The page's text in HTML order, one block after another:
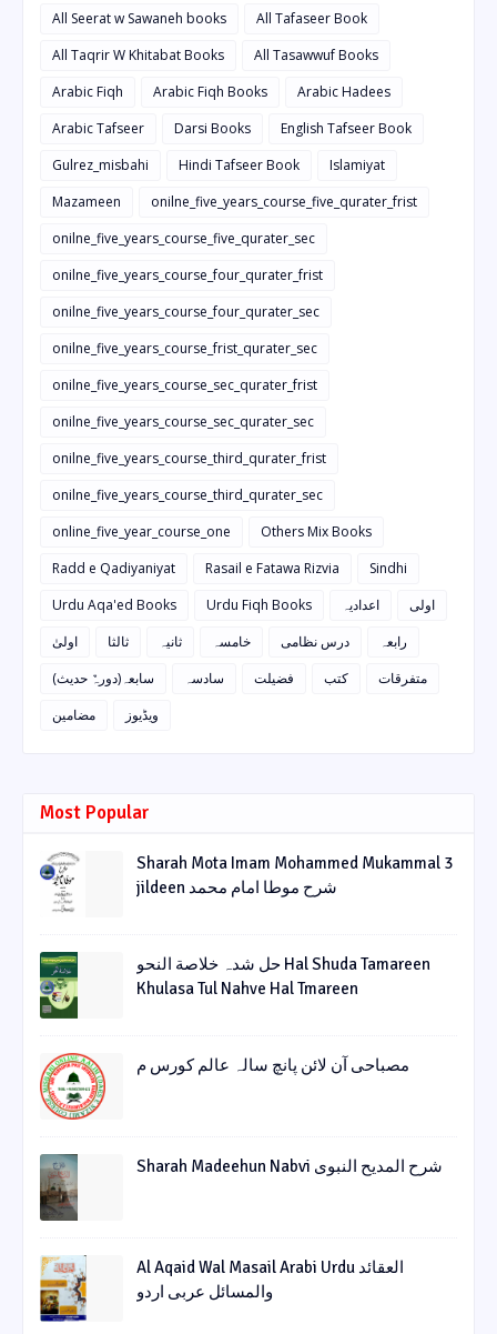
All Seerat w Sawaneh books
All Tafaseer Book
All Taqrir W Khitabat Books
All Tasawwuf Books
Arabic Fiqh
Arabic Fiqh Books
Arabic Hadees
Arabic Tafseer
Darsi Books
English Tafseer Book
Gulrez_misbahi
Hindi Tafseer Book
Islamiyat
Mazameen
onilne_five_years_course_five_qurater_frist
onilne_five_years_course_five_qurater_sec
onilne_five_years_course_four_qurater_frist
onilne_five_years_course_four_qurater_sec
onilne_five_years_course_frist_qurater_sec
onilne_five_years_course_sec_qurater_frist
onilne_five_years_course_sec_qurater_sec
onilne_five_years_course_third_qurater_frist
onilne_five_years_course_third_qurater_sec
online_five_year_course_one
Others Mix Books
Radd e Qadiyaniyat
Rasail e Fatawa Rizvia
Sindhi
Urdu Aqa'ed Books
Urdu Fiqh Books اعدادیہ
اولی
اولیٰ
ثالثا ثانیہ خامسہ درس نظامی
رابعہ
سابعہ(دورہٌ حدیث)
سادسہ فضیلت کتب
متفرقات
مضامین
ویڈیوز
Most Popular
Sharah Mota Imam Mohammed Mukammal 3
jildeen شرح موطا امام محمد
حل شدہ خلاصة النحو Hal Shuda Tamareen
Khulasa Tul Nahve Hal Tmareen
مصباحی آن لائن پانچ سالہ عالم کورس م
Sharah Madeehun Nabvi شرح المدیح النبوی
Al Aqaid Wal Masail Arabi Urdu العقائد
والمسائل عربی اردو